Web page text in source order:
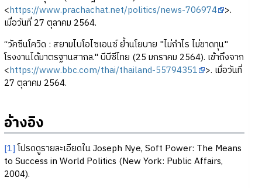
<https://www.prachachat.net/politics/news-706974 >.
เมื่อวันที่ 27 ตุลาคม 2564.
“วัคซีนโควิด : สยามไบโอไซเอนซ์ ย้ำนโยบาย "ไม่กำไร ไม่ขาดทุน"
โรงงานได้มาตรฐานสากล." บีบีซีไทย (25 มกราคม 2564). เข้าถึงจาก
<https://www.bbc.com/thai/thailand-55794351 >. เมื่อวันที่
27 ตุลาคม 2564.
อ้างอิง
[1]โปรดดูรายละเอียดใน Joseph Nye, Soft Power: The Means
to Success in World Politics (New York: Public Affairs,
2004).